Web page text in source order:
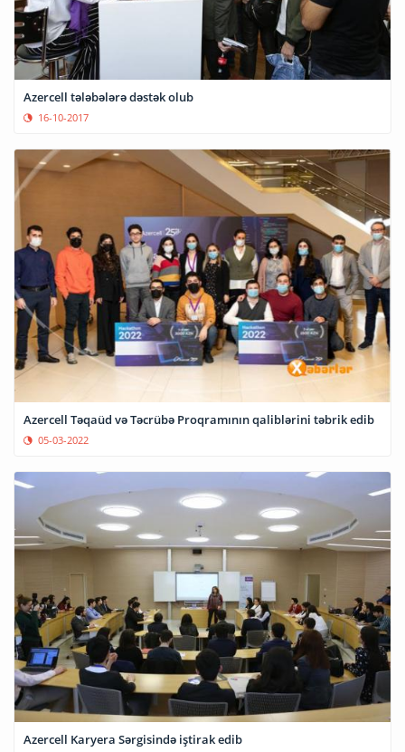
Azercell tələbələrə dəstək olub
16-10-2017
Azercell Təqaüd və Təcrübə Proqramının qaliblərini təbrik edib
05-03-2022
Azercell Karyera Sərgisində iştirak edib